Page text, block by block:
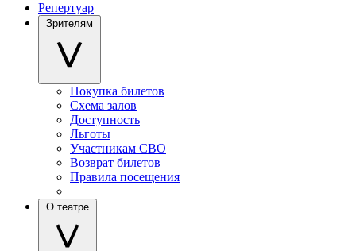
Репертуар
Зрителям
Покупка билетов
Схема залов
Доступность
Льготы
Участникам СВО
Возврат билетов
Правила посещения
О театре